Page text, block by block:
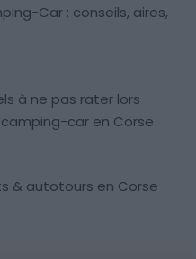
Car : conseils, aires,
à ne pas rater lors
camping-car en Corse
& autotours en Corse